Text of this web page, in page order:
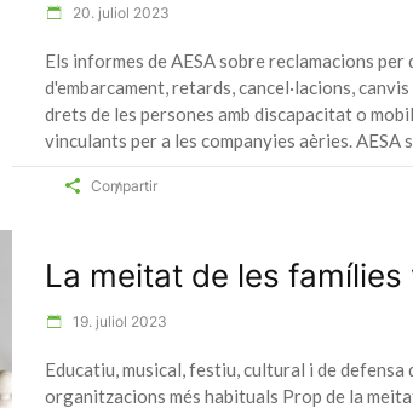
20. juliol 2023
Els informes de AESA sobre reclamacions per
d'embarcament, retards, cancel·lacions,
drets de les persones amb discapacitat o
vinculants per a les companyies aèries. AESA
Compartir
La meitat de les famílies
19. juliol 2023
Educatiu, musical, festiu, cultural i de defensa
organitzacions més habituals Prop de la